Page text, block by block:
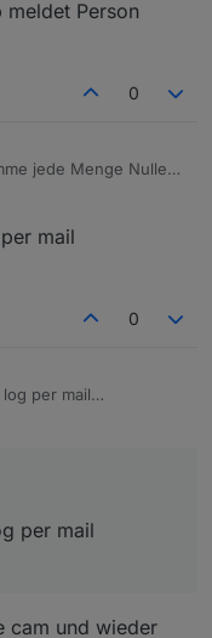
Person
0
jede Menge Nullen.
mail
0
per mail
per mail
cam und wieder